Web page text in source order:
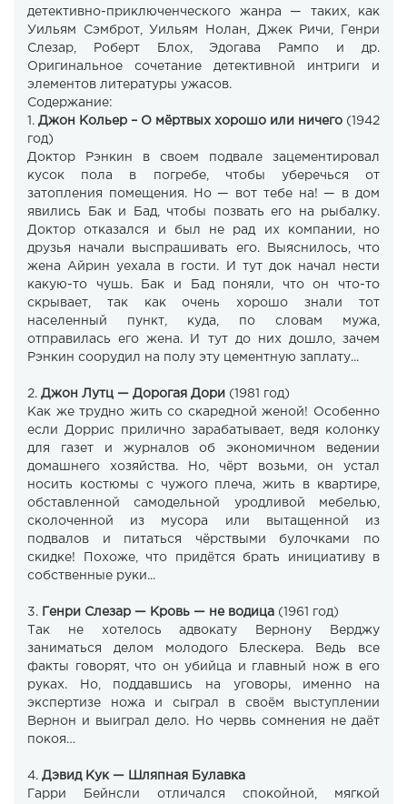
детективно-приключенческого жанра — таких, как
Уильям Сэмброт, Уильям Нолан, Джек Ричи, Генри
Слезар, Роберт Блох, Эдогава Рампо и др.
Оригинальное сочетание детективной интриги и
элементов литературы ужасов.
Содержание:
1. Джон Кольер – О мёртвых хорошо или ничего (1942
год)
Доктор Рэнкин в своем подвале зацементировал
кусок пола в погребе, чтобы уберечься от
затопления помещения. Но — вот тебе на! — в дом
явились Бак и Бад, чтобы позвать его на рыбалку.
Доктор отказался и был не рад их компании, но
друзья начали выспрашивать его. Выяснилось, что
жена Айрин уехала в гости. И тут док начал нести
какую-то чушь. Бак и Бад поняли, что он что-то
скрывает, так как очень хорошо знали тот
населенный пункт, куда, по словам мужа,
отправилась его жена. И тут до них дошло, зачем
Рэнкин соорудил на полу эту цементную заплату...
2. Джон Лутц — Дорогая Дори (1981 год)
Как же трудно жить со скаредной женой! Особенно
если Доррис прилично зарабатывает, ведя колонку
для газет и журналов об экономичном ведении
домашнего хозяйства. Но, чёрт возьми, он устал
носить костюмы с чужого плеча, жить в квартире,
обставленной самодельной уродливой мебелью,
сколоченной из мусора или вытащенной из
подвалов и питаться чёрствыми булочками по
скидке! Похоже, что придётся брать инициативу в
собственные руки...
3. Генри Слезар — Кровь — не водица (1961 год)
Так не хотелось адвокату Вернону Верджу
заниматься делом молодого Блескера. Ведь все
факты говорят, что он убийца и главный нож в его
руках. Но, поддавшись на уговоры, именно на
экспертизе ножа и сыграл в своём выступлении
Вернон и выиграл дело. Но червь сомнения не даёт
покоя…
4. Дэвид Кук — Шляпная Булавка
Гарри Бейнсли отличался спокойной, мягкой